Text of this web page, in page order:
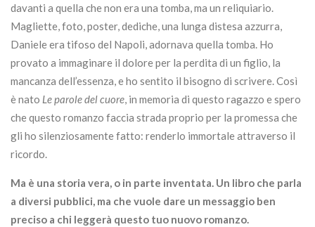
davanti a quella che non era una tomba, ma un reliquiario.
Magliette, foto, poster, dediche, una lunga distesa azzurra,
Daniele era tifoso del Napoli, adornava quella tomba. Ho
provato a immaginare il dolore per la perdita di un figlio, la
mancanza dell’essenza, e ho sentito il bisogno di scrivere. Così
è nato Le parole del cuore, in memoria di questo ragazzo e spero
che questo romanzo faccia strada proprio per la promessa che
gli ho silenziosamente fatto: renderlo immortale attraverso il
ricordo.
Ma è una storia vera, o in parte inventata. Un libro che parla
a diversi pubblici, ma che vuole dare un messaggio ben
preciso a chi leggerà questo tuo nuovo romanzo.